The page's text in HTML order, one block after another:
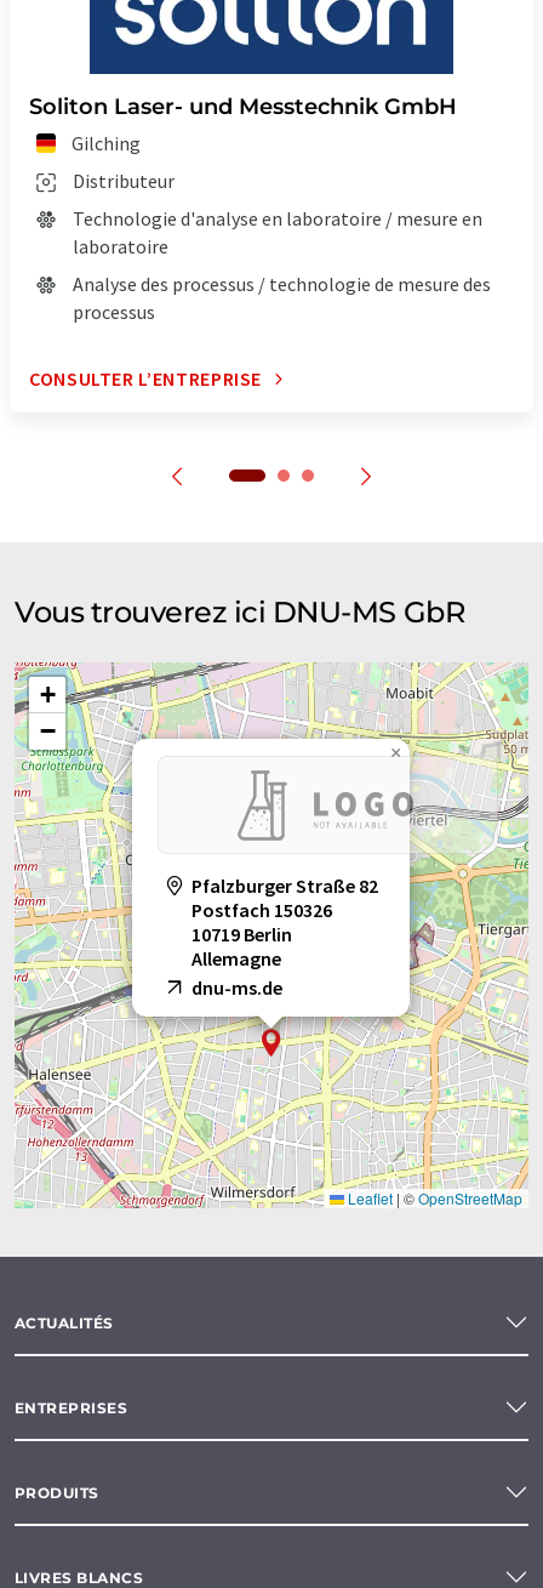
Soliton Laser- und Messtechnik GmbH
Gilching
Distributeur
Technologie d'analyse en laboratoire / mesure en
laboratoire
Analyse des processus / technologie de mesure des
processus
CONSULTER L’ENTREPRISE
Vous trouverez ici DNU-MS GbR
Pfalzburger Straße 82
Postfach 150326
10719 Berlin
Allemagne
dnu-ms.de
×
+
−
Leaflet | ©OpenStreetMap
ACTUALITÉS
ENTREPRISES
PRODUITS
LIVRES BLANCS